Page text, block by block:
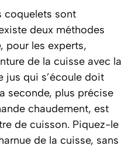
coquelets sont
deux méthodes
pour les experts,
de la cuisse avec la
jus qui s’écoule doit
seconde, plus précise
chaudement, est
de cuisson. Piquez-le
de la cuisse, sans